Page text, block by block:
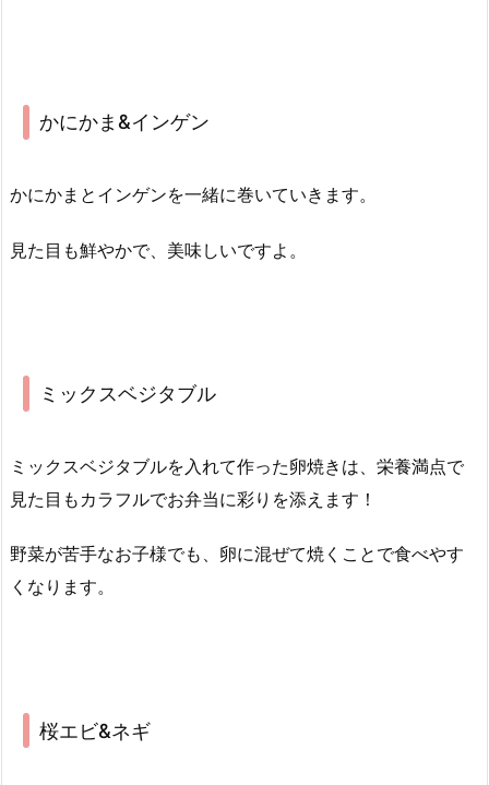
かにかま&インゲン
かにかまとインゲンを一緒に巻いていきます。
見た目も鮮やかで、美味しいですよ。
ミックスベジタブル
ミックスベジタブルを入れて作った卵焼きは、栄養満点で
見た目もカラフルでお弁当に彩りを添えます！
野菜が苦手なお子様でも、卵に混ぜて焼くことで食べやす
くなります。
桜エビ&ネギ